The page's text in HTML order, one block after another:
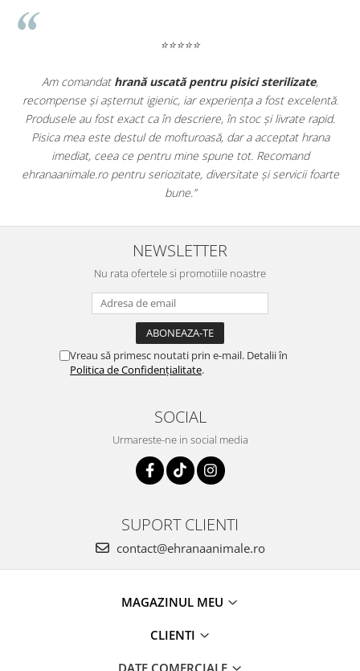
⭐⭐⭐⭐⭐
Apreciez foarte mult faptul că peehranaanimale.rogăsesc nu
doar hrană, ci și produse dinfarmacia veterinară:
antiparazitare, suplimente și soluții de îngrijire. Este foarte
comod să pot comanda tot ce am nevoie pentru animalul meu
dintr-un singur loc. Livrarea a fost rapidă, iar produsele au fost
originale și în termen. Magazin serios, bine organizat și foarte util
pentru orice stăpân de animale.
NEWSLETTER
Nu rata ofertele si promotiile noastre
Vreau să primesc noutati prin e-mail. Detalii în
Politica de Confidențialitate.
SOCIAL
Urmareste-ne in social media
SUPORT CLIENTI
contact@ehranaanimale.ro
MAGAZINUL MEU
CLIENTI
DATE COMERCIALE